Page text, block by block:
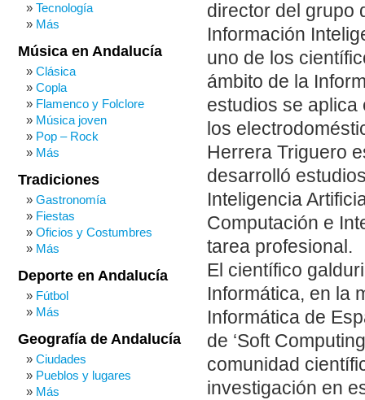
director del grupo
Información
uno de los
ámbito de la
estudios se aplica
los
Herrera Triguero
desarrolló
Inteligencia
Computación e
tarea profesional.
El científico
Informática, en la
Informática de
de ‘Soft
comunidad
investigación en
Tecnología
Más
Música en Andalucía
Clásica
Copla
Flamenco y Folclore
Música joven
Pop – Rock
Más
Tradiciones
Gastronomía
Fiestas
Oficios y Costumbres
Más
Deporte en Andalucía
Fútbol
Más
Geografía de Andalucía
Ciudades
Pueblos y lugares
Más